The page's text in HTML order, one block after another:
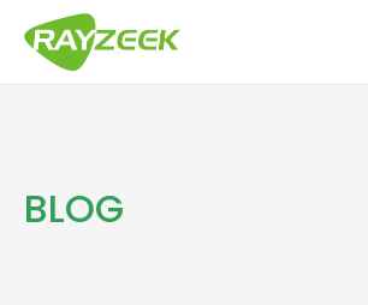
Přeskočit
BLOG